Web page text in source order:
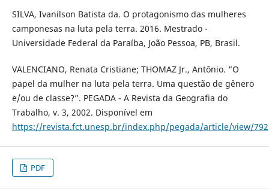
SILVA, Ivanilson Batista da. O protagonismo das mulheres
camponesas na luta pela terra. 2016. Mestrado -
Universidade Federal da Paraíba, João Pessoa, PB, Brasil.
VALENCIANO, Renata Cristiane; THOMAZ Jr., Antônio. “O
papel da mulher na luta pela terra. Uma questão de gênero
e/ou de classe?”. PEGADA - A Revista da Geografia do
Trabalho, v. 3, 2002. Disponível em
https://revista.fct.unesp.br/index.php/pegada/article/view/792
PDF